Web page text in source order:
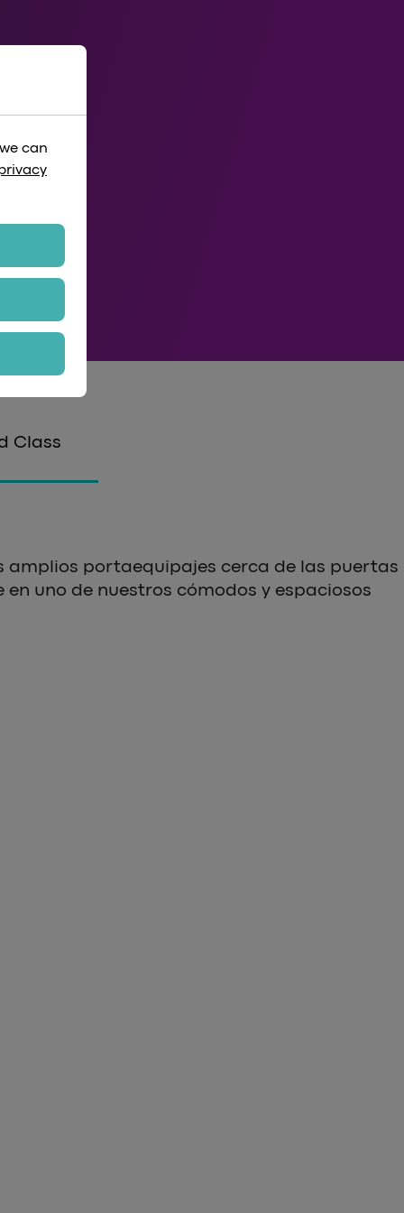
Class
amplios portaequipajes cerca de las puertas
en uno de nuestros cómodos y espaciosos
can